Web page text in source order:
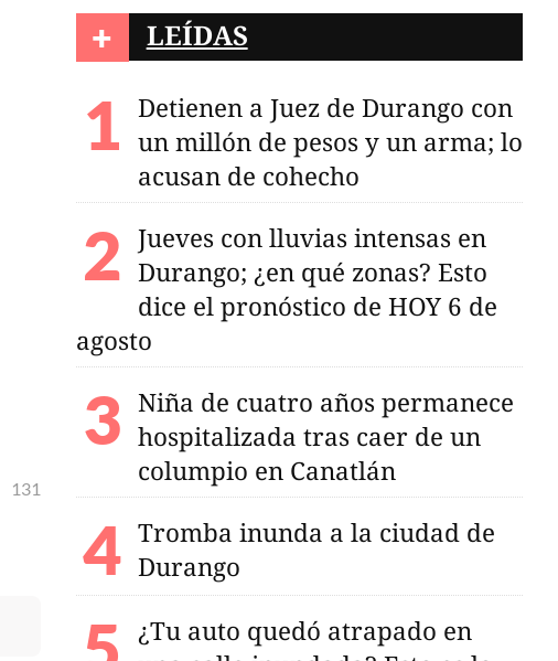
131
+ LEÍDAS
Detienen a Juez de Durango con
un millón de pesos y un arma; lo
acusan de cohecho
Jueves con lluvias intensas en
Durango; ¿en qué zonas? Esto
dice el pronóstico de HOY 6 de
agosto
Niña de cuatro años permanece
hospitalizada tras caer de un
columpio en Canatlán
Tromba inunda a la ciudad de
Durango
¿Tu auto quedó atrapado en